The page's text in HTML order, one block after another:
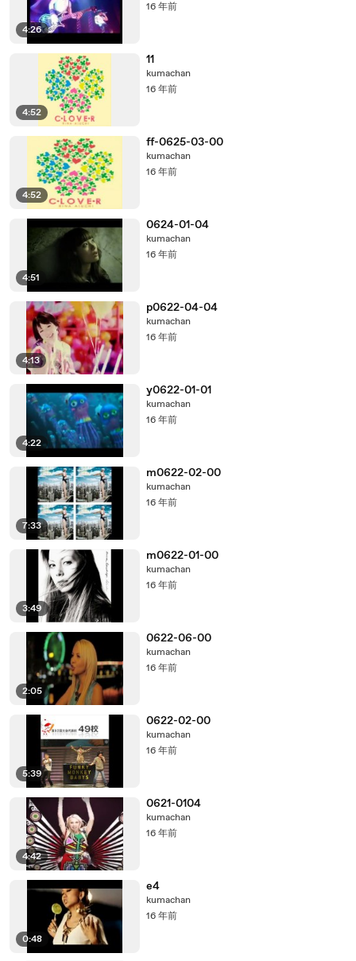
4:26
16 年前
4:52
11
kumachan
16 年前
4:52
ff-0625-03-00
kumachan
16 年前
4:51
0624-01-04
kumachan
16 年前
4:13
p0622-04-04
kumachan
16 年前
4:22
y0622-01-01
kumachan
16 年前
7:33
m0622-02-00
kumachan
16 年前
3:49
m0622-01-00
kumachan
16 年前
2:05
0622-06-00
kumachan
16 年前
5:39
0622-02-00
kumachan
16 年前
4:42
0621-0104
kumachan
16 年前
0:48
e4
kumachan
16 年前